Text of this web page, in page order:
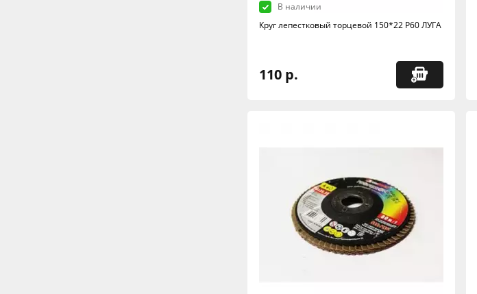
В наличии
Круг лепестковый торцевой 150*22 Р60 ЛУГА
110 р.